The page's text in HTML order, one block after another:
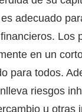
adecuado
Los
en un
para todos.
riesgos
u otras